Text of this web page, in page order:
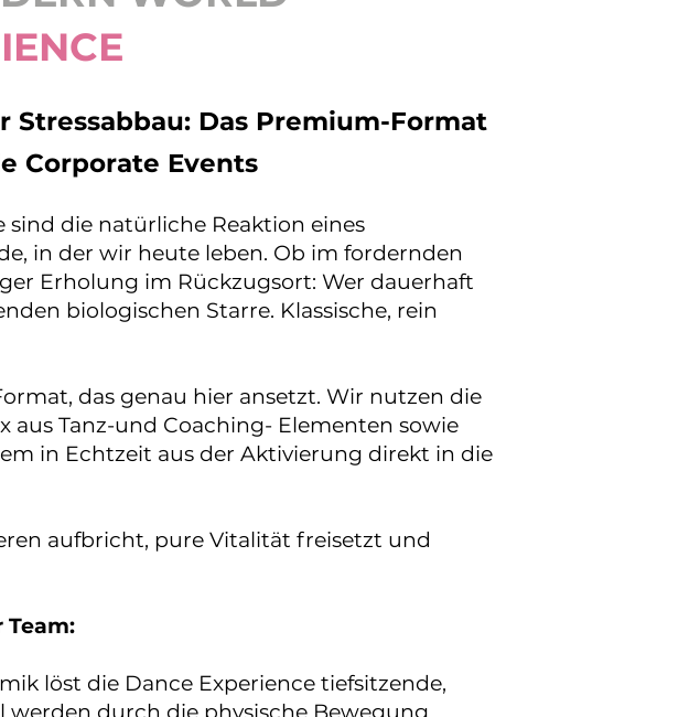
sind die natürliche Reaktion eines
in der wir heute leben. Ob im fordernden
Erholung im Rückzugsort: Wer dauerhaft
biologischen Starre. Klassische, rein
das genau hier ansetzt. Wir nutzen die
Tanz-und Coaching- Elementen sowie
in Echtzeit aus der Aktivierung direkt in die
aufbricht, pure Vitalität freisetzt und
löst die Dance Experience tiefsitzende,
Das Premium-Format
Corporate Events